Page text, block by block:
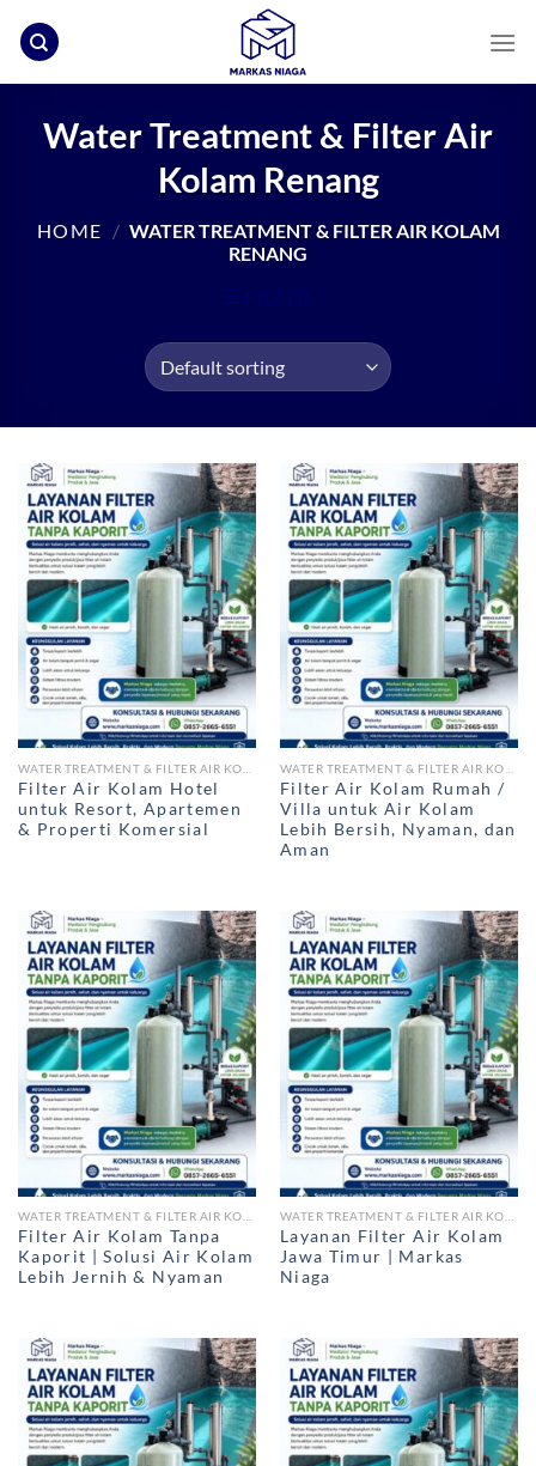
to
Water Treatment & Filter Air
Kolam Renang
HOME / WATER TREATMENT & FILTER AIR KOLAM
RENANG
FILTER
Filter Air Kolam Hotel
untuk Resort, Apartemen
& Properti Komersial
Filter Air Kolam Rumah /
Villa untuk Air Kolam
Lebih Bersih, Nyaman, dan
Aman
Filter Air Kolam Tanpa
Kaporit | Solusi Air Kolam
Lebih Jernih & Nyaman
Layanan Filter Air Kolam
Jawa Timur | Markas
Niaga